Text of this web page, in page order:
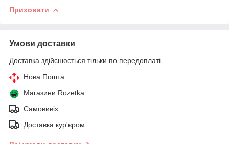
Приховати
Умови доставки
Доставка здійснюється тільки по передоплаті.
Нова Пошта
Магазини Rozetka
Самовивіз
Доставка кур'єром